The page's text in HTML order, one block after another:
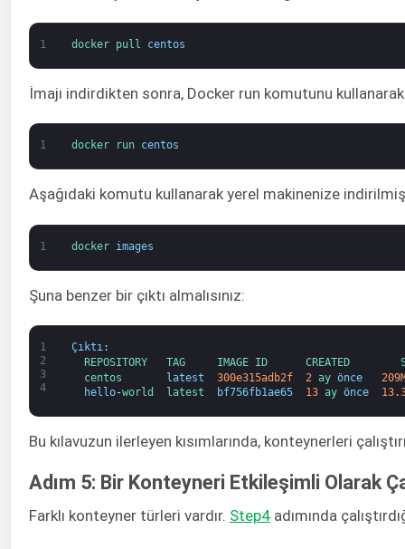
1 docker pull centos
İmajı indirdikten sonra, Docker run komutunu
1 docker run centos
Aşağıdaki komutu kullanarak yerel makinenize
1 docker images
Şuna benzer bir çıktı almalısınız:
1
2
3
4
Çıktı:
REPOSITORY TAG IMAGE ID CREATED
centos
latest 300e315adb2f 2 ay önce
hello-world latest bf756fb1ae65 13 ay önce
Bu kılavuzun ilerleyen kısımlarında, konteynerleri
Adım 5: Bir Konteyneri Etkileşimli Olarak
Farklı konteyner türleri vardır. Step4 adımında